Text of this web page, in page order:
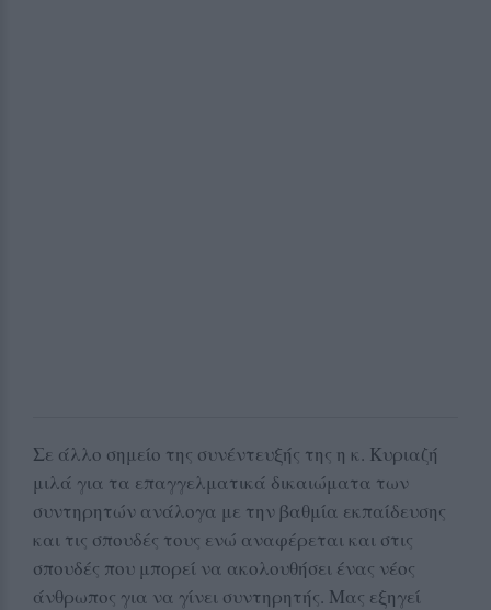
Σε άλλο σημείο της συνέντευξής της η κ. Κυριαζή
μιλά για τα επαγγελματικά δικαιώματα των
συντηρητών ανάλογα με την βαθμία εκπαίδευσης
και τις σπουδές τους ενώ αναφέρεται και στις
σπουδές που μπορεί να ακολουθήσει ένας νέος
άνθρωπος για να γίνει συντηρητής. Μας εξηγεί